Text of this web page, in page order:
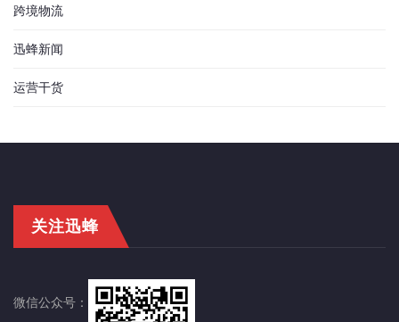
跨境物流
迅蜂新闻
运营干货
关注迅蜂
微信公众号：